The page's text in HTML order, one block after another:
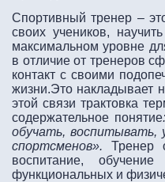
Спортивный тренер –
своих учеников,
максимальном уровне
в отличие от тренеров
контакт с своими
жизни.Это накладывает
этой связи трактовка
содержательное понятие
обучать, воспитывать,
спортсменов». Тренер
воспитание,
функциональных и